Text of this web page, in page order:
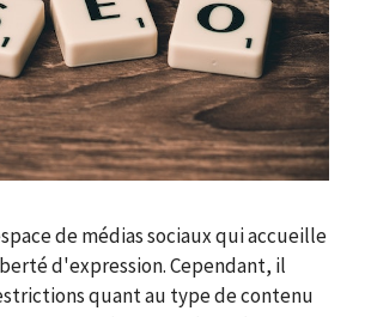
de médias sociaux qui accueille
d'expression. Cependant, il
quant au type de contenu